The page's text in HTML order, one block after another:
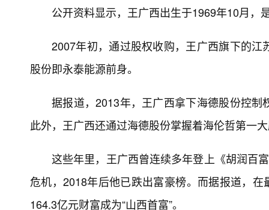
公开资料显示，王广西出生于1969年10月，
2007年初，通过股权收购，王广西旗下的
股份即永泰能源前身。
据报道，2013年，王广西拿下海德股份控
此外，王广西还通过海德股份掌握着海伦哲第一
这些年里，王广西曾连续多年登上《胡润百
危机，2018年后他已跌出富豪榜。而据报道，
164.3亿元财富成为“山西首富”。